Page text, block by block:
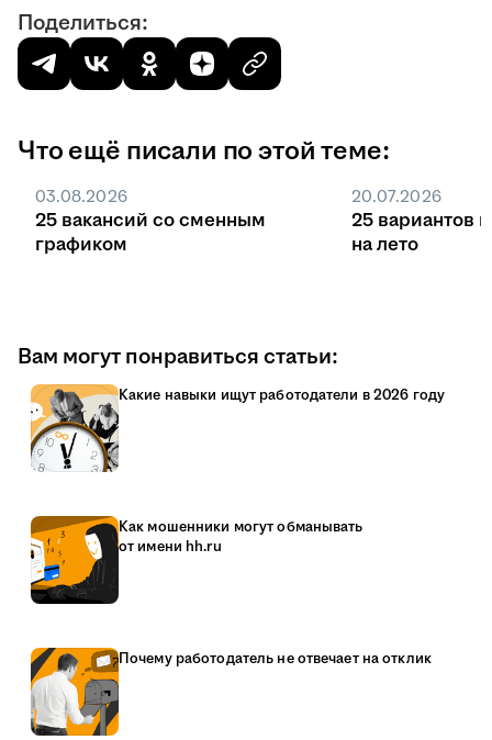
Поделиться:
Что ещё писали по этой теме:
03.08.2026
25 вакансий со сменным
графиком
20.07.2026
25 вариантов
на лето
Вам могут понравиться статьи:
Какие навыки ищут работодатели в 2026 году
Как мошенники могут обманывать
от имени hh.ru
Почему работодатель не отвечает на отклик